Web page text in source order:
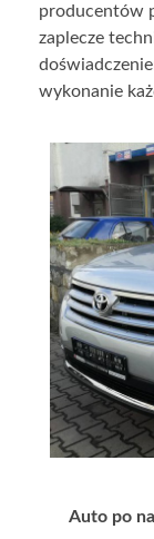
producentów
zaplecze
wykonanie
Auto po